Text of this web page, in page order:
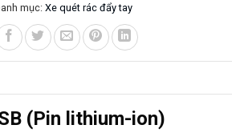
mục:Xe quét rác đẩy tay
(Pin lithium-ion)